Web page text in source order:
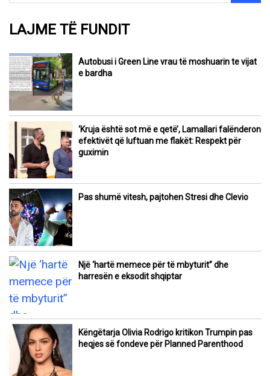
LAJME TË FUNDIT
Autobusi i Green Line vrau të moshuarin te vijat
e bardha
‘Kruja është sot më e qetë’, Lamallari falënderon
efektivët që luftuan me flakët: Respekt për
guximin
Pas shumë vitesh, pajtohen Stresi dhe Clevio
Një ‘hartë memece për të mbyturit” dhe
harresën e eksodit shqiptar
Këngëtarja Olivia Rodrigo kritikon Trumpin pas
heqjes së fondeve për Planned Parenthood